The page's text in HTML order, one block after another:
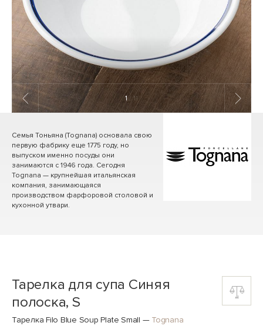
1/ 11
Семья Тоньяна (Tognana) основала свою
первую фабрику еще 1775 году, но
выпуском именно посуды они
занимаются с 1946 года. Сегодня
Tognana — крупнейшая итальянская
компания, занимающаяся
производством фарфоровой столовой и
кухонной утвари.
Тарелка для супа Синяя
полоска, S
Тарелка Filo Blue Soup Plate Small — Tognana